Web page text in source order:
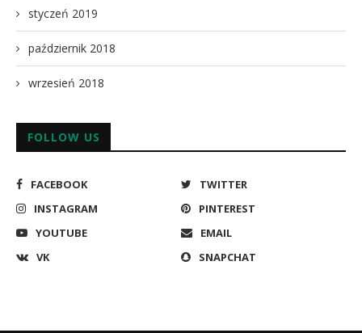
styczeń 2019
październik 2018
wrzesień 2018
FOLLOW US
FACEBOOK
TWITTER
INSTAGRAM
PINTEREST
YOUTUBE
EMAIL
VK
SNAPCHAT